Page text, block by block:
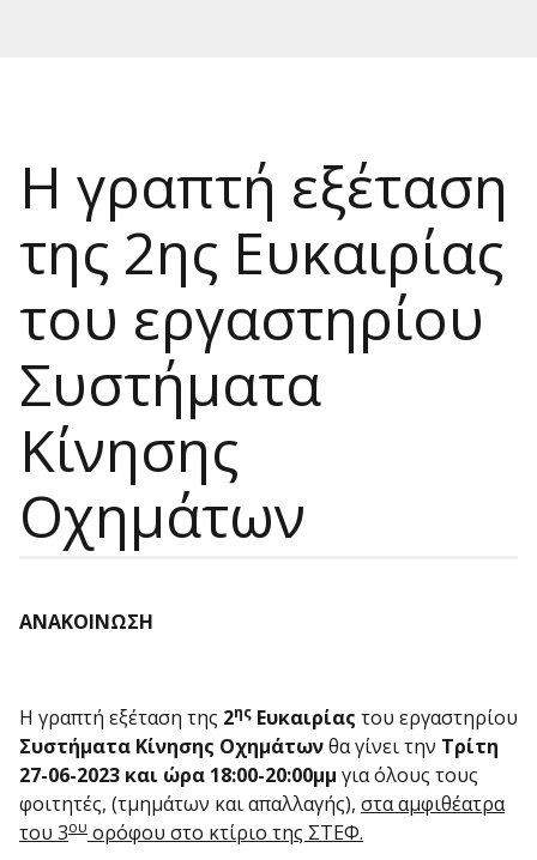
Η γραπτή εξέταση
της 2ης Ευκαιρίας
του εργαστηρίου
Συστήματα
Κίνησης
Οχημάτων
ΑΝΑΚΟΙΝΩΣΗ
Η γραπτή εξέταση της 2ης Ευκαιρίας του εργαστηρίου
Συστήματα Κίνησης Οχημάτωνθα γίνει την Τρίτη
27-06-2023 και ώρα 18:00-20:00μμ για όλους τους
φοιτητές, (τμημάτων και απαλλαγής), στα αμφιθέατρα
του 3ου ορόφου στο κτίριο της ΣΤΕΦ.